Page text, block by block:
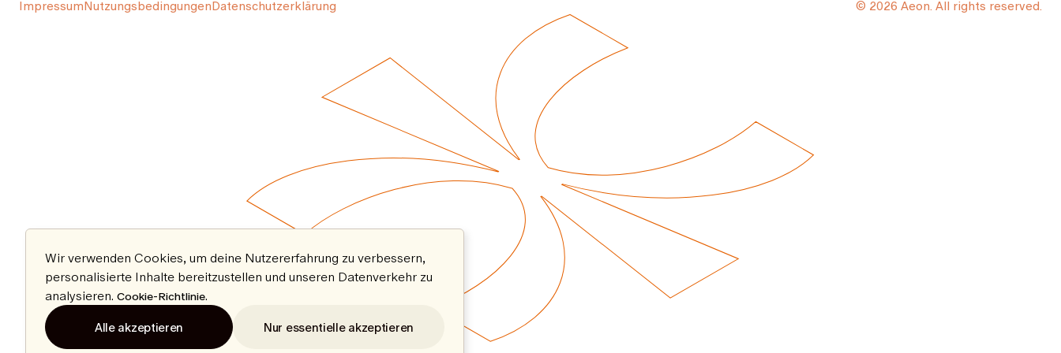
ImpressumNutzungsbedingungenDatenschutzerklärung © 2026 Aeon. All rights reserved.
Wir verwenden Cookies, um deine Nutzererfahrung zu verbessern,
personalisierte Inhalte bereitzustellen und unseren Datenverkehr zu
analysieren. Cookie-Richtlinie.
Alle akzeptieren Nur essentielle akzeptieren